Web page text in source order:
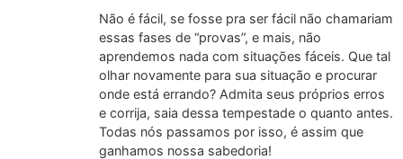
Não é fácil, se fosse pra ser fácil não chamariam
essas fases de “provas”, e mais, não
aprendemos nada com situações fáceis. Que tal
olhar novamente para sua situação e procurar
onde está errando? Admita seus próprios erros
e corrija, saia dessa tempestade o quanto antes.
Todas nós passamos por isso, é assim que
ganhamos nossa sabedoria!